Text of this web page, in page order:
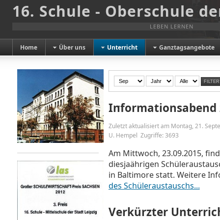
16. Schule - Oberschule
LEBEN LERNEN
Home Über uns Unterricht Ganztagsangebote
FILTER
Informationsabend
Zuletzt aktualisiert am Montag, 21.
U. Hempel Zugriffe: 3693
Am Mittwoch, 23.09.2015,
diesjaährigen
in Baltimore statt. Weitere
des Schüleraustauschs...
Verkürzter